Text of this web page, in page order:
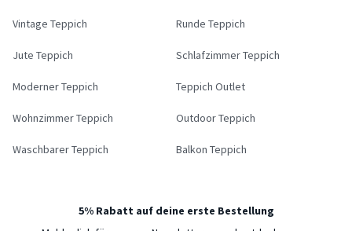
Vintage Teppich Runde Teppich
Jute Teppich Schlafzimmer Teppich
Moderner Teppich Teppich Outlet
Wohnzimmer Teppich Outdoor Teppich
Waschbarer Teppich Balkon Teppich
5% Rabatt auf deine erste Bestellung